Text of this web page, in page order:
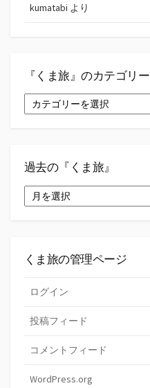
kumatabi より
『くま旅』のカテゴリー
『く
ま
テ
ー
過去の『くま旅』
去
旅』
くま旅の管理ページ
ログイン
投稿フィード
コメントフィード
WordPress.org